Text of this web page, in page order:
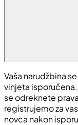
Vaša narudžbina
vinjeta
se odreknete
registrujemo za
novca nakon